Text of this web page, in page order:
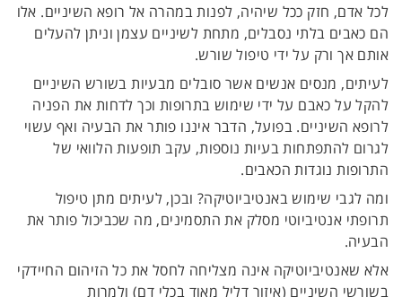
לכל אדם, חזק ככל שיהיה, לפנות במהרה אל רופא השיניים. אלו
הם כאבים בלתי נסבלים, מתחת לשיניים עצמן וניתן להעלים
אותם אך ורק על ידי טיפול שורש.
לעיתים, מנסים אנשים אשר סובלים מבעיות בשורש השיניים
להקל על כאבם על ידי שימוש בתרופות וכך לדחות את הפניה
לרופא השיניים. בפועל, הדבר איננו פותר את הבעיה ואף עשוי
לגרום להתפתחות בעיות נוספות, עקב תופעות הלוואי של
התרופות נוגדות הכאבים.
ומה לגבי שימוש באנטיביוטיקה? ובכן, לעיתים מתן טיפול
תרופתי אנטיביוטי מסלק את התסמינים, מה שכביכול פותר את
הבעיה.
אלא שאנטיביוטיקה אינה מצליחה לחסל את כל הזיהום החיידקי
בשורשי השיניים (איזור דליל מאוד בכלי דם) ולמרות